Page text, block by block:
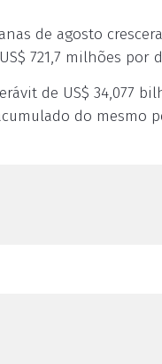
de agosto
721,7 milhões por
de US$ 34,077
do mesmo